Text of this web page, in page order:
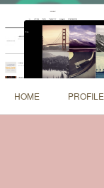
HOME PROFILE